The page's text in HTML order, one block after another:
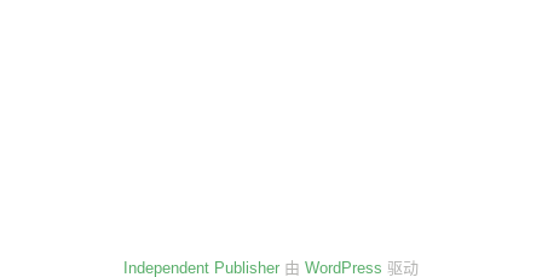
Independent Publisher 由 WordPress 驱动